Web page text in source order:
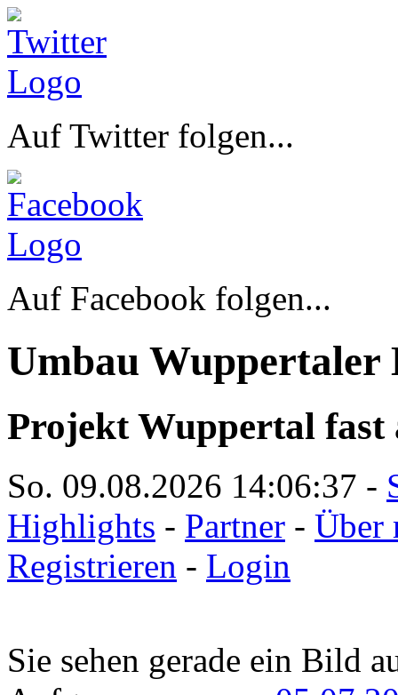
Auf Twitter folgen...
Auf Facebook folgen...
Umbau Wuppertaler
Projekt Wuppertal fast
So. 09.08.2026 14:06:37 -
Highlights - Partner - Über
Registrieren - Login
Sie sehen gerade ein Bild